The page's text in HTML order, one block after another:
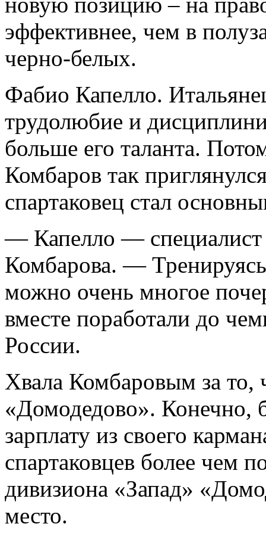
эффективнее, чем в
черно-белых.
Фабио Капелло.
трудолюбие и
больше его таланта.
Комбаров так
спартаковец стал
— Капелло —
Комбарова. —
можно очень многое
вместе поработали до
России.
Хвала Комбаровым за то,
«Домодедово». Конечно,
зарплату из своего
спартаковцев более чем
дивизиона «Запад»
место.